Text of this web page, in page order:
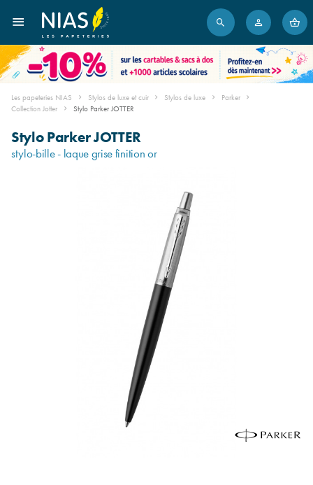
Les papeteries NIAS Stylos de luxe et cuir Stylos de luxe
Parker
Collection Jotter
Stylo Parker JOTTER
Stylo Parker JOTTER
stylo-bille - laque grise finition or